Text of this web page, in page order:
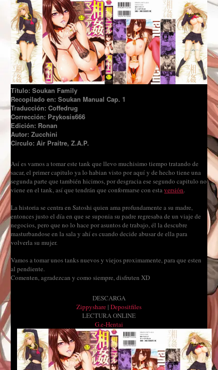
Título: Soukan Family
Recopilado en: Soukan Manual Cap. 1
Traducción: Coffedrug
Corrección: Pzykosis666
Edición: Ronan
Autor: Zucchini
Circulo: Air Praitre, Z.A.P.
Así es vamos a tomar este tank que llevo muchisimo tiempo tratando de
sacar, el primer capitulo ya lo habian visto por aquí y de hecho tiene una
segunda parte que también hicimos, por desgracia ese segundo capitulo no
viene en el tank, así que tendrán que conformarse con estaversión.
La historia se centra en Satoshi quien ama profundamente a su madre,
entonces justo el día en que se suponia su padre regresaba de un viaje de
negocios, pero que no lo hace por asuntos de trabajo, él la descubre
masturbandose en la sala y ahí es cuando decide abusar de ella para
volverla su mujer.
Vamos a tomar unos tanks nuevos y viejos proximamente, para que esten
al pendiente.
Comenten, agradezcan y como siempre, disfruten XD
DESCARGA
Zippyshare | Depositfiles
LECTURA ONLINE
G.e-Hentai